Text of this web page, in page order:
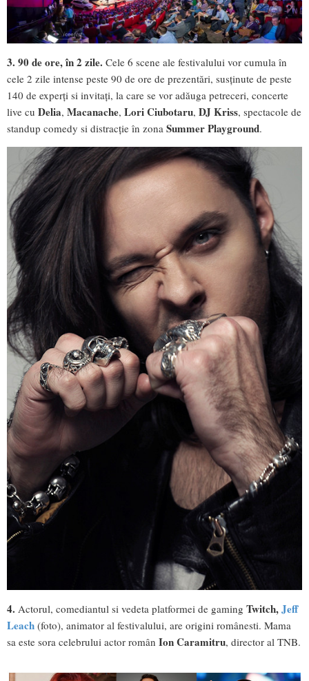
3. 90 de ore, în 2 zile. Cele 6 scene ale festivalului vor cumula în
cele 2 zile intense peste 90 de ore de prezentări, susținute de peste
140 de experți si invitați, la care se vor adăuga petreceri, concerte
live cu Delia, Macanache, LoriCiubotaru, DJ Kriss, spectacole de
standup comedy si distracție în zona Summer Playground.
4. Actorul, comediantul si vedeta platformei de gaming Twitch,Jeff
Leach (foto), animator al festivalului, are origini românesti. Mama
sa este sora celebrului actor român Ion Caramitru, director al TNB.